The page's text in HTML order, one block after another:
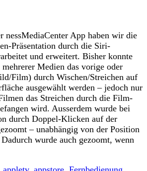
nessMediaCenter App haben wir die
Präsentation durch die Siri-
und erweitert. Bisher konnte
Medien das vorige oder
Film) durch Wischen/Streichen auf
ausgewählt werden – jedoch nur
das Streichen durch die Film-
wird. Ausserdem wurde bei
durch Doppel-Klicken auf der
– unabhängig von der Position
wurde auch gezoomt, wenn